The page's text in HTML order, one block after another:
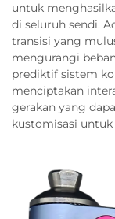
untuk
di seluruh sendi.
transisi yang
mengurangi
prediktif sistem
menciptakan
gerakan yang
kustomisasi